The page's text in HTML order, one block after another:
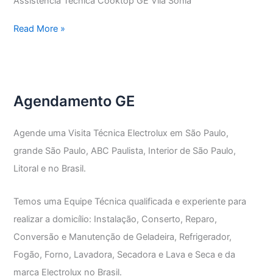
Assistência
Read More »
Agendamento GE
Agende uma Visita Técnica Electrolux em São Paulo,
grande São Paulo, ABC Paulista, Interior de São Paulo,
Litoral e no Brasil.
Temos uma Equipe Técnica qualificada e experiente para
realizar a domicílio: Instalação, Conserto, Reparo,
Conversão e Manutenção de Geladeira, Refrigerador,
Fogão, Forno, Lavadora, Secadora e Lava e Seca e da
marca Electrolux no Brasil.